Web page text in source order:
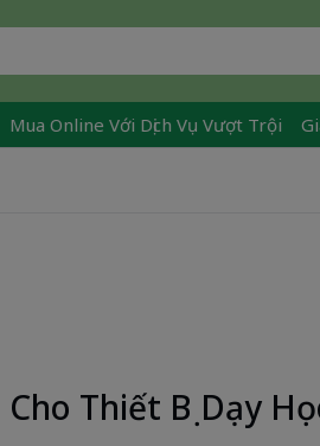
Với Dịch Vụ Vượt Trội Giao
Cho Thiết Bị Dạy